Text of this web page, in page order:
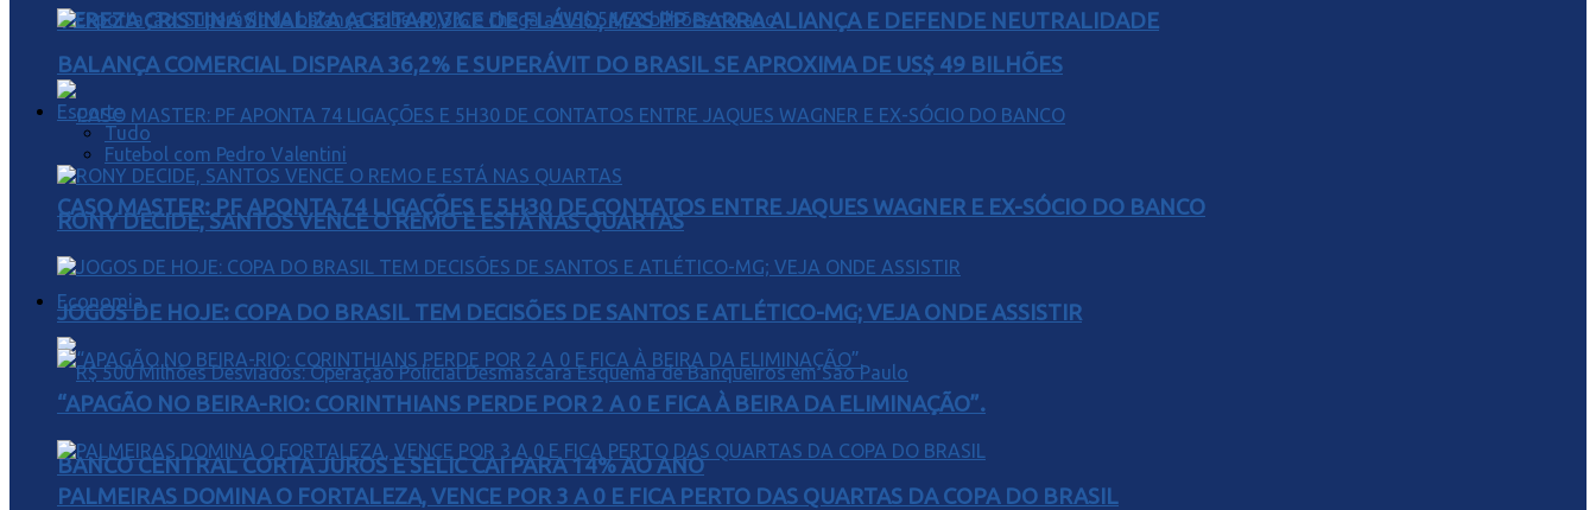
TEREZA CRISTINA SINALIZA ACEITAR VICE DE FLÁVIO, MAS PP BARRA ALIANÇA E DEFENDE NEUTRALIDADE
CASO MASTER: PF APONTA 74 LIGAÇÕES E 5H30 DE CONTATOS ENTRE JAQUES WAGNER E EX-SÓCIO DO BANCO
Economia
BANCO CENTRAL CORTA JUROS E SELIC CAI PARA 14% AO ANO
BALANÇA COMERCIAL DISPARA 36,2% E SUPERÁVIT DO BRASIL SE APROXIMA DE US$ 49 BILHÕES
Esporte
Tudo
Futebol com Pedro Valentini
RONY DECIDE, SANTOS VENCE O REMO E ESTÁ NAS QUARTAS
JOGOS DE HOJE: COPA DO BRASIL TEM DECISÕES DE SANTOS E ATLÉTICO-MG; VEJA ONDE ASSISTIR
“APAGÃO NO BEIRA-RIO: CORINTHIANS PERDE POR 2 A 0 E FICA À BEIRA DA ELIMINAÇÃO”.
PALMEIRAS DOMINA O FORTALEZA, VENCE POR 3 A 0 E FICA PERTO DAS QUARTAS DA COPA DO BRASIL